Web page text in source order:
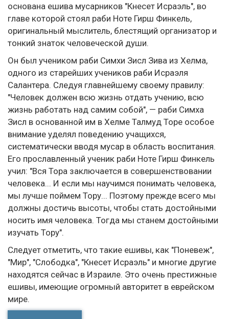
основана ешива мусарников "Кнесет Исраэль", во
главе которой стоял раби Ноте Гирш Финкель,
оригинальный мыслитель, блестящий организатор и
тонкий знаток человеческой души.
Он был учеником раби Симхи Зисл Зива из Хелма,
одного из старейших учеников раби Исраэля
Салантера. Следуя главнейшему своему правилу:
"Человек должен всю жизнь отдать учению, всю
жизнь работать над самим собой", — раби Симха
Зисл в основанной им в Хелме Талмуд Торе особое
внимание уделял поведению учащихся,
систематически вводя мусар в область воспитания.
Его прославленный ученик раби Ноте Гирш Финкель
учил: "Вся Тора заключается в совершенствовании
человека... И если мы научимся понимать человека,
мы лучше поймем Тору... Поэтому прежде всего мы
должны достичь высоты, чтобы стать достойными
носить имя человека. Тогда мы станем достойными
изучать Тору".
Следует отметить, что такие ешивы, как "Поневеж",
"Мир", "Слободка", "Кнесет Исраэль" и многие другие
находятся сейчас в Израиле. Это очень престижные
ешивы, имеющие огромный авторитет в еврейском
мире.